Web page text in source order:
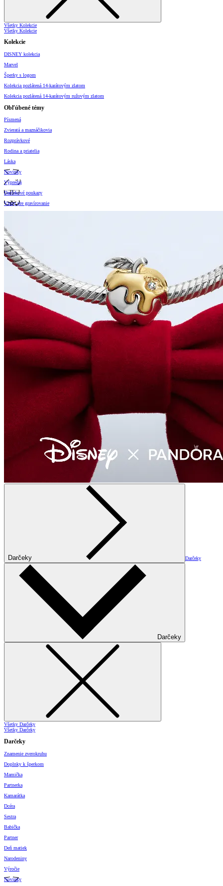
Všetky Kolekcie
Všetky Kolekcie
Kolekcie
DISNEY kolekcia
Marvel
Šperky s logom
Kolekcia pozlátená 14-karátovým zlatom
Kolekcia pozlátená 14-karátovým ružovým zlatom
Obľúbené témy
Písmená
Zvieratá a maznáčikovia
Rozprávkové
Rodina a priatelia
Láska
Novinky
Výpredaj
Darčekové poukazy
Vzory pre gravírovanie
Darčeky Darčeky
Darčeky
Všetky Darčeky
Všetky Darčeky
Darčeky
Znamenie zverokruhu
Doplnky k šperkom
Mamička
Partnerka
Kamarátka
Dcéra
Sestra
Babička
Partner
Deň matiek
Narodeniny
Výročie
Novinky